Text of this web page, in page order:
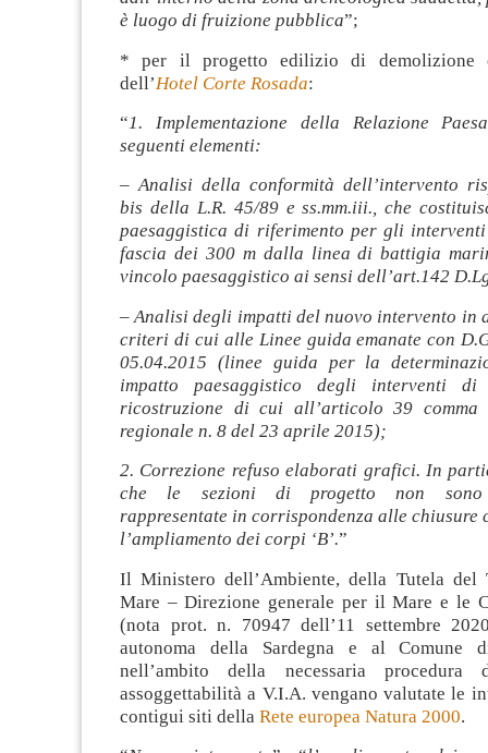
è luogo di fruizione pubblica”;
* per il progetto edilizio di demolizione
dell’Hotel Corte Rosada:
“1. Implementazione della Relazione
seguenti elementi:
– Analisi della conformità dell’intervento
bis della L.R. 45/89 e ss.mm.iii., che
paesaggistica di riferimento per gli
fascia dei 300 m dalla linea di battigia
vincolo paesaggistico ai sensi dell’art.142
– Analisi degli impatti del nuovo intervento in
criteri di cui alle Linee guida emanate con
05.04.2015 (linee guida per la
impatto paesaggistico degli interventi di
ricostruzione di cui all’articolo 39 comma
regionale n. 8 del 23 aprile 2015);
2. Correzione refuso elaborati grafici. In
che le sezioni di progetto non sono
rappresentate in corrispondenza alle chiusure
l’ampliamento dei corpi ‘B’.”
Il Ministero dell’Ambiente, della Tutela del
Mare – Direzione generale per il Mare e le
(nota prot. n. 70947 dell’11 settembre
autonoma della Sardegna e al Comune
nell’ambito della necessaria
assoggettabilità a V.I.A. vengano valutate le
contigui siti della Rete europea Natura 2000.